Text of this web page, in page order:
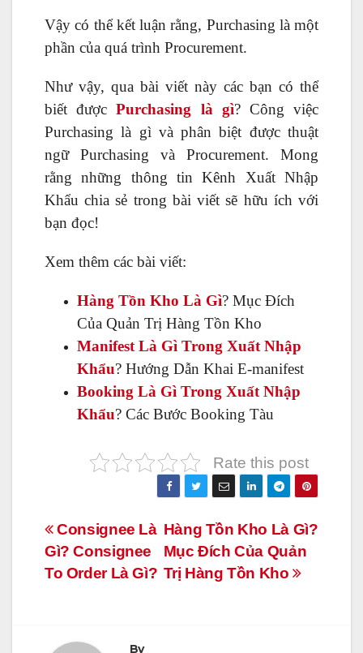
Vậy có thể kết luận rằng, Purchasing là một
phần của quá trình Procurement.
Như vậy, qua bài viết này các bạn có thể
biết đượcPurchasing là gì? Công việc
Purchasing là gì và phân biệt được thuật
ngữ Purchasing và Procurement. Mong
rằng những thông tin Kênh Xuất Nhập
Khẩu chia sẻ trong bài viết sẽ hữu ích với
bạn đọc!
Xem thêm các bài viết:
Hàng Tồn Kho Là Gì? Mục Đích
Của Quản Trị Hàng Tồn Kho
Manifest Là Gì Trong Xuất Nhập
Khẩu? Hướng Dẫn Khai E-manifest
Booking Là Gì Trong Xuất Nhập
Khẩu? Các Bước Booking Tàu
Rate this post
Điều
hướng
viết
Hàng Tồn Kho Là Gì?
Mục Đích Của Quản
Trị Hàng Tồn Kho
Consignee Là
Gì? Consignee
To Order Là Gì?
By